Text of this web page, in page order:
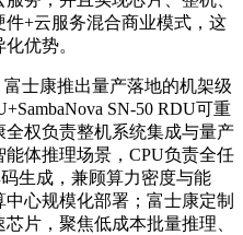
+云服务混合商业模式，这
优势。
富士康推出量产落地的机架级
SN-50 RDU可重
权负责整机系统集成与量产
体推理场景，CPU负责全任
生成，兼顾算力密度与能
心规模化部署；富士康定制
片，聚焦低成本批量推理、